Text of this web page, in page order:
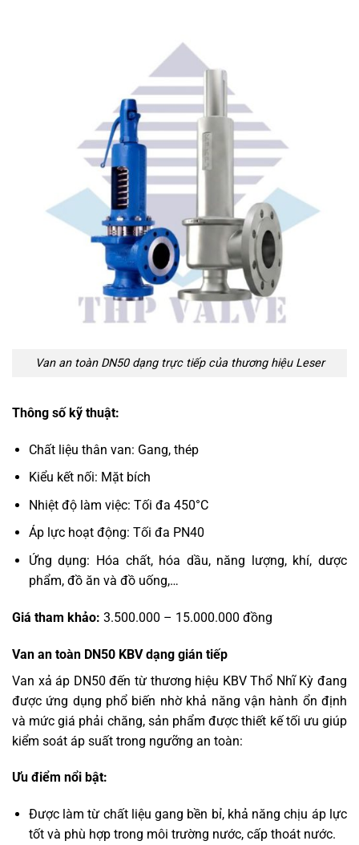
Van an toàn DN50 dạng trực tiếp của thương hiệu Leser
Thông số kỹ thuật:
Chất liệu thân van: Gang, thép
Kiểu kết nối: Mặt bích
Nhiệt độ làm việc: Tối đa 450°C
Áp lực hoạt động: Tối đa PN40
Ứng dụng: Hóa chất, hóa dầu, năng lượng, khí, dược
phẩm, đồ ăn và đồ uống,…
Giá tham khảo: 3.500.000 – 15.000.000 đồng
Van an toàn DN50 KBV dạng gián tiếp
Van xả áp DN50 đến từ thương hiệu KBV Thổ Nhĩ Kỳ đang
được ứng dụng phổ biến nhờ khả năng vận hành ổn định
và mức giá phải chăng, sản phẩm được thiết kế tối ưu giúp
kiểm soát áp suất trong ngưỡng an toàn:
Ưu điểm nổi bật:
Được làm từ chất liệu gang bền bỉ, khả năng chịu áp lực
tốt và phù hợp trong môi trường nước, cấp thoát nước.